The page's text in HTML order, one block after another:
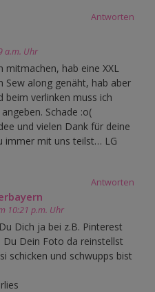
Antworten
a.m. Uhr
mitmachen, hab eine XXL
Sew along genäht, hab aber
beim verlinken muss ich
Schade :o(
und vielen Dank für deine
immer mit uns teilst… LG
Antworten
10:21 p.m. Uhr
Dich ja bei z.B. Pinterest
Du Dein Foto da reinstellst
schicken und schwupps bist